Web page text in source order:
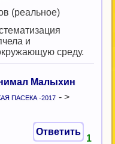
(реальное)
и
среду.
Малыхин
ПАСЕКА -2017 - >
Ответить
1